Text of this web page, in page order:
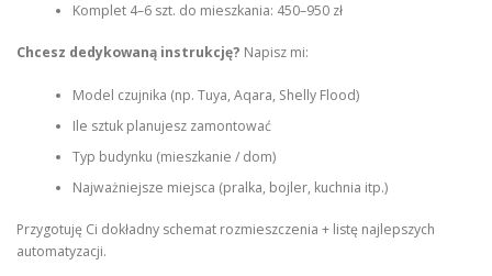
Komplet 4–6 szt. do mieszkania: 450–950 zł
Chcesz dedykowaną instrukcję? Napisz mi:
Model czujnika (np. Tuya, Aqara, Shelly Flood)
Ile sztuk planujesz zamontować
Typ budynku (mieszkanie / dom)
Najważniejsze miejsca (pralka, bojler, kuchnia itp.)
Przygotuję Ci dokładny schemat rozmieszczenia + listę najlepszych
automatyzacji.